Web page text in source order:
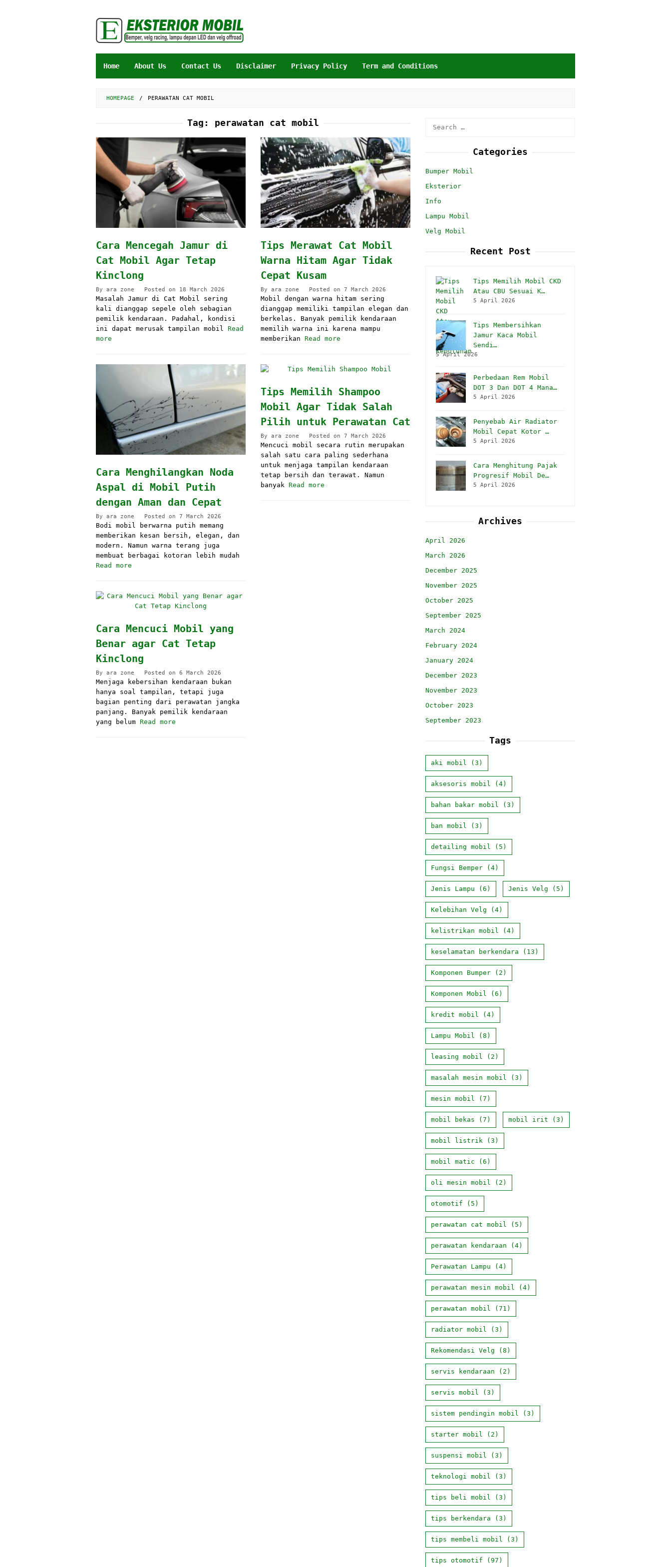
content
Home About Us Contact Us Disclaimer Privacy Policy Term and Conditions
HOMEPAGE / PERAWATAN CAT MOBIL
Tag: perawatan cat mobil
Cara Mencegah Jamur di
Cat Mobil Agar Tetap
Kinclong
By ara zone Posted on 18 March 2026
Masalah Jamur di Cat Mobil sering
kali dianggap sepele oleh sebagian
pemilik kendaraan. Padahal, kondisi
ini dapat merusak tampilan mobil Read
more
Tips Merawat Cat Mobil
Warna Hitam Agar Tidak
Cepat Kusam
By ara zone Posted on 7 March 2026
Mobil dengan warna hitam sering
dianggap memiliki tampilan elegan dan
berkelas. Banyak pemilik kendaraan
memilih warna ini karena mampu
memberikan Read more
Cara Menghilangkan Noda
Aspal di Mobil Putih
dengan Aman dan Cepat
By ara zone Posted on 7 March 2026
Bodi mobil berwarna putih memang
memberikan kesan bersih, elegan, dan
modern. Namun warna terang juga
membuat berbagai kotoran lebih mudah
Read more
Tips Memilih Shampoo
Mobil Agar Tidak Salah
Pilih untuk Perawatan Cat
By ara zone Posted on 7 March 2026
Mencuci mobil secara rutin merupakan
salah satu cara paling sederhana
untuk menjaga tampilan kendaraan
tetap bersih dan terawat. Namun
banyak Read more
Cara Mencuci Mobil yang
Benar agar Cat Tetap
Kinclong
By ara zone Posted on 6 March 2026
Menjaga kebersihan kendaraan bukan
hanya soal tampilan, tetapi juga
bagian penting dari perawatan jangka
panjang. Banyak pemilik kendaraan
yang belum Read more
Categories
Bumper Mobil
Eksterior
Info
Lampu Mobil
Velg Mobil
Recent Post
Tips Memilih Mobil CKD
Atau CBU Sesuai K…
5 April 2026
Tips Membersihkan
Jamur Kaca Mobil
Sendi…
5 April 2026
Perbedaan Rem Mobil
DOT 3 Dan DOT 4 Mana…
5 April 2026
Penyebab Air Radiator
Mobil Cepat Kotor …
5 April 2026
Cara Menghitung Pajak
Progresif Mobil De…
5 April 2026
Archives
April 2026
March 2026
December 2025
November 2025
October 2025
September 2025
March 2024
February 2024
January 2024
December 2023
November 2023
October 2023
September 2023
Tags
aki mobil (3)
aksesoris mobil (4)
bahan bakar mobil (3)
ban mobil (3)
detailing mobil (5)
Fungsi Bemper (4)
Jenis Lampu (6) Jenis Velg (5)
Kelebihan Velg (4)
kelistrikan mobil (4)
keselamatan berkendara (13)
Komponen Bumper (2)
Komponen Mobil (6)
kredit mobil (4)
Lampu Mobil (8)
leasing mobil (2)
masalah mesin mobil (3)
mesin mobil (7)
mobil bekas (7) mobil irit (3)
mobil listrik (3)
mobil matic (6)
oli mesin mobil (2)
otomotif (5)
perawatan cat mobil (5)
perawatan kendaraan (4)
Perawatan Lampu (4)
perawatan mesin mobil (4)
perawatan mobil (71)
radiator mobil (3)
Rekomendasi Velg (8)
servis kendaraan (2)
servis mobil (3)
sistem pendingin mobil (3)
starter mobil (2)
suspensi mobil (3)
teknologi mobil (3)
tips beli mobil (3)
tips berkendara (3)
tips membeli mobil (3)
tips otomotif (97)